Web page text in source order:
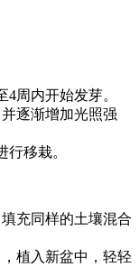
4周内开始发芽。
逐渐增加光照强
移栽。
充同样的土壤混合
植入新盆中，轻轻